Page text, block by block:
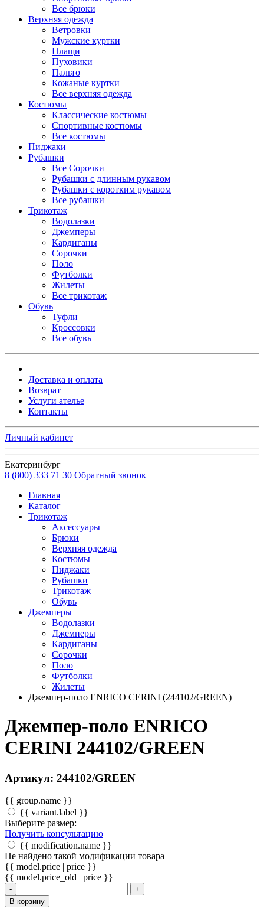
Все брюки
Верхняя одежда
Ветровки
Мужские куртки
Плащи
Пуховики
Пальто
Кожаные куртки
Все верхняя одежда
Костюмы
Классические костюмы
Спортивные костюмы
Все костюмы
Пиджаки
Рубашки
Все Сорочки
Рубашки с длинным рукавом
Рубашки с коротким рукавом
Все рубашки
Трикотаж
Водолазки
Джемперы
Кардиганы
Сорочки
Поло
Футболки
Жилеты
Все трикотаж
Обувь
Туфли
Кроссовки
Все обувь
Доставка и оплата
Возврат
Услуги ателье
Контакты
Личный кабинет
Екатеринбург
8 (800) 333 71 30 Обратный звонок
Главная
Каталог
Трикотаж
Аксессуары
Брюки
Верхняя одежда
Костюмы
Пиджаки
Рубашки
Трикотаж
Обувь
Джемперы
Водолазки
Джемперы
Кардиганы
Сорочки
Поло
Футболки
Жилеты
Джемпер-поло ENRICO CERINI (244102/GREEN)
Джемпер-поло ENRICO
CERINI 244102/GREEN
Артикул: 244102/GREEN
{{ group.name }}
{{ variant.label }}
Выберите размер:
Получить консультацию
{{ modification.name }}
Не найдено такой модификации товара
{{ model.price | price }}
{{ model.price_old | price }}
-
+
В корзину